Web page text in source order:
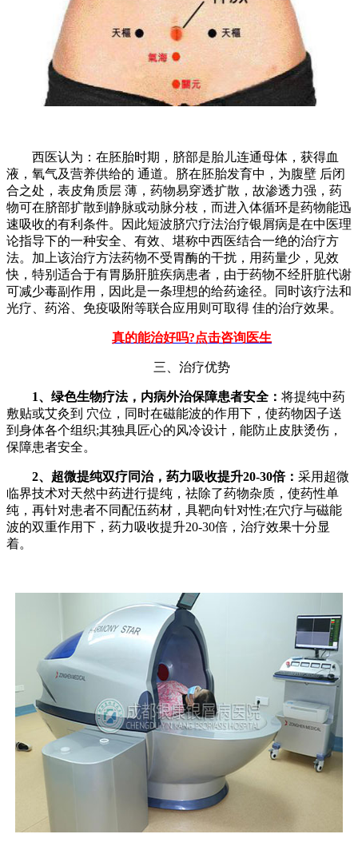
西医认为：在胚胎时期，脐部是胎儿连通母体，获得血
液，氧气及营养供给的 通道。脐在胚胎发育中，为腹壁 后闭
合之处，表皮角质层 薄，药物易穿透扩散，故渗透力强，药
物可在脐部扩散到静脉或动脉分枝，而进入体循环是药物能迅
速吸收的有利条件。因此短波脐穴疗法治疗银屑病是在中医理
论指导下的一种安全、有效、堪称中西医结合一绝的治疗方
法。加上该治疗方法药物不受胃酶的干扰，用药量少，见效
快，特别适合于有胃肠肝脏疾病患者，由于药物不经肝脏代谢
可减少毒副作用，因此是一条理想的给药途径。同时该疗法和
光疗、药浴、免疫吸附等联合应用则可取得 佳的治疗效果。
真的能治好吗?点击咨询医生
三、治疗优势
1、绿色生物疗法，内病外治保障患者安全： 将提纯中药
敷贴或艾灸到 穴位，同时在磁能波的作用下，使药物因子送
到身体各个组织;其独具匠心的风冷设计，能防止皮肤烫伤，
保障患者安全。
2、超微提纯双疗同治，药力吸收提升20-30倍： 采用超微
临界技术对天然中药进行提纯，祛除了药物杂质，使药性单
纯，再针对患者不同配伍药材，具靶向针对性;在穴疗与磁能
波的双重作用下，药力吸收提升20-30倍，治疗效果十分显
着。